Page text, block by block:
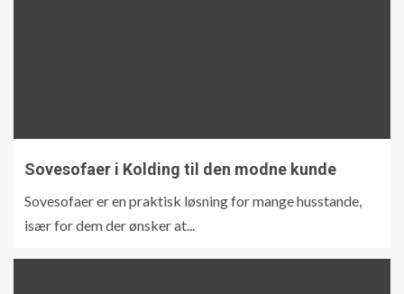
Sovesofaer i Kolding til den modne kunde
Sovesofaer er en praktisk løsning for mange husstande,
især for dem der ønsker at...